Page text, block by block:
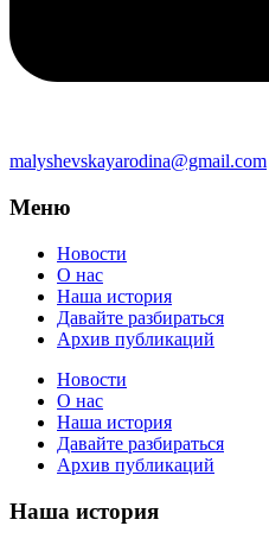
malyshevskayarodina@gmail.com
Меню
Новости
О нас
Наша история
Давайте разбираться
Архив публикаций
Новости
О нас
Наша история
Давайте разбираться
Архив публикаций
Наша история